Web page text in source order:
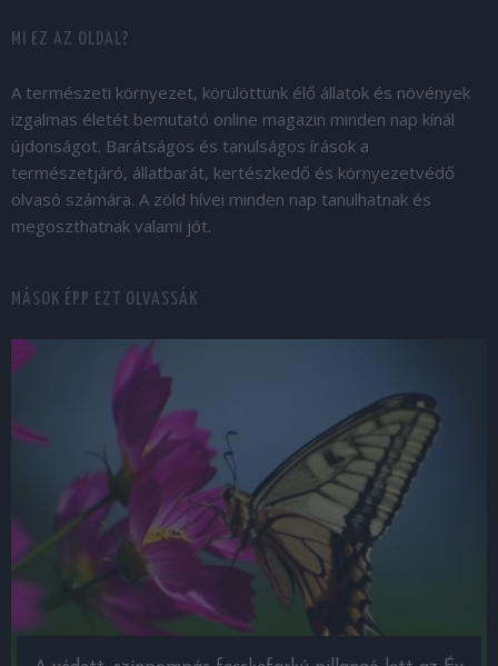
MI EZ AZ OLDAL?
A természeti környezet, körülöttünk élő állatok és növények
izgalmas életét bemutató online magazin minden nap kínál
újdonságot. Barátságos és tanulságos írások a
természetjáró, állatbarát, kertészkedő és környezetvédő
olvasó számára. A zöld hívei minden nap tanulhatnak és
megoszthatnak valami jót.
MÁSOK ÉPP EZT OLVASSÁK